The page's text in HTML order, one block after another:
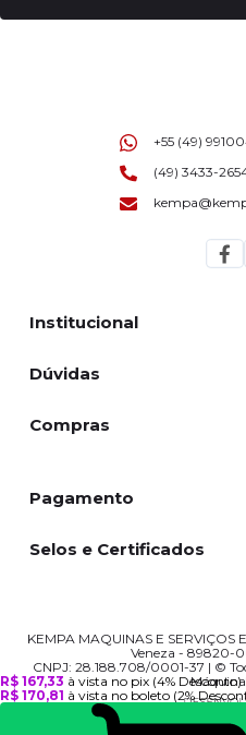
Institucional
Dúvidas
Compras
+55 (49)
(49) 3433-
Pagamento
Selos e Certificados
KEMPA MAQUINAS E
Veneza - 89820-
CNPJ: 28.188.708/0001-37 | ©
R$ 167,33 à vista no pix (4% Desconto)
R$ 170,81 à vista no boleto (2%